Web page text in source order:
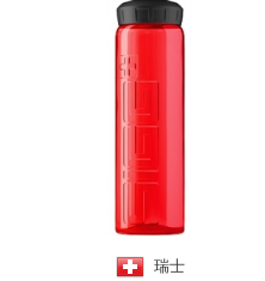
瑞士